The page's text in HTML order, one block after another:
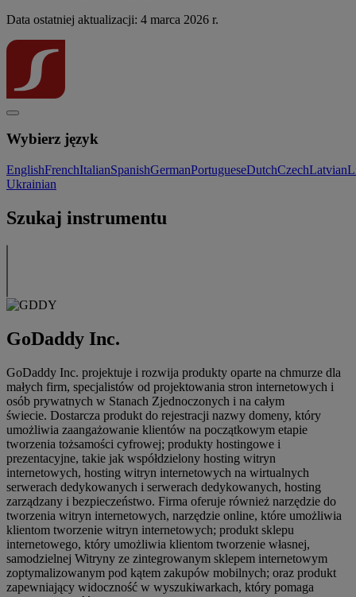
Data ostatniej aktualizacji: 4 marca 2026 r.
Wybierz język
EnglishFrenchItalianSpanishGermanPortugueseDutchCzechLatvian
Ukrainian
Szukaj instrumentu
GoDaddy Inc.
GoDaddy Inc. projektuje i rozwija produkty oparte na chmurze dla
małych firm, specjalistów od projektowania stron internetowych i
osób prywatnych w Stanach Zjednoczonych i na całym
świecie. Dostarcza produkt do rejestracji nazwy domeny, który
umożliwia zaangażowanie klientów na początkowym etapie
tworzenia tożsamości cyfrowej; produkty hostingowe i
prezentacyjne, takie jak współdzielony hosting witryn
internetowych, hosting witryn internetowych na wirtualnych
serwerach dedykowanych i serwerach dedykowanych, hosting
zarządzany i bezpieczeństwo. Firma oferuje również narzędzie do
tworzenia witryn internetowych, narzędzie online, które umożliwia
klientom tworzenie witryn internetowych; produkt sklepu
internetowego, który umożliwia klientom tworzenie własnej,
samodzielnej Witryny ze zintegrowanym sklepem internetowym
zoptymalizowanym pod kątem zakupów mobilnych; oraz produkt
zapewniający widoczność w wyszukiwarkach, który pomaga